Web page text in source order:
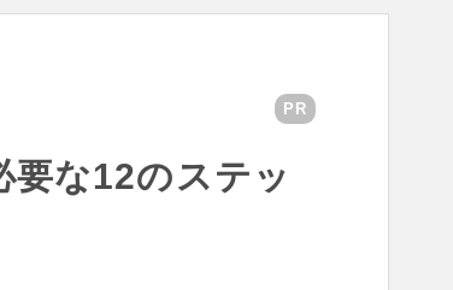
PR
要な12のステッ